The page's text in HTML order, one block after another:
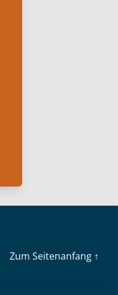
Zum Seitenanfang ↑